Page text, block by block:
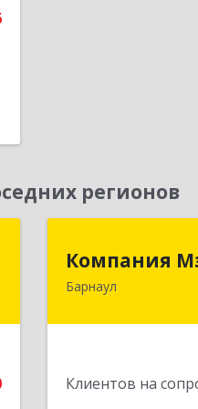
регионов
Компания
Барнаул
Клиентов на
656038,